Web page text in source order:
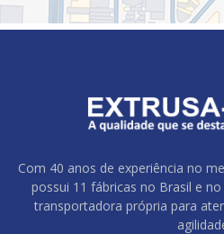
Com 40 anos de experiência no
possui 11 fábricas no Brasil e
transportadora própria para